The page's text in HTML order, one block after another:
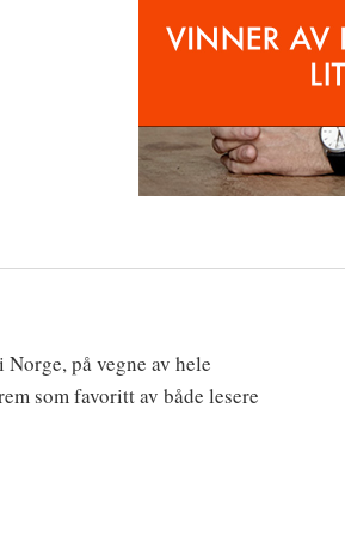
på vegne av hele
som favoritt av både lesere